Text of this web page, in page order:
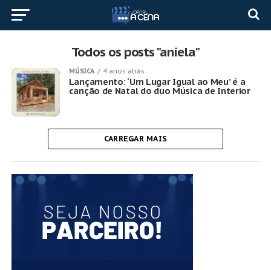
Todos os posts "aniela"
MÚSICA 4 anos atrás
Lançamento: ‘Um Lugar Igual ao Meu’ é a
canção de Natal do duo Música de Interior
CARREGAR MAIS